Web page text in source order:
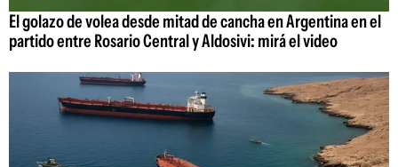
El golazo de volea desde mitad de cancha en Argentina en el
partido entre Rosario Central y Aldosivi: mirá el video